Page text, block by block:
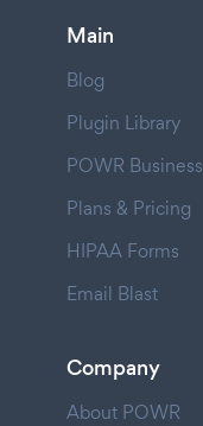
Main
Blog
Plugin Library
POWR Business
Plans & Pricing
HIPAA Forms
Email Blast
Company
About POWR